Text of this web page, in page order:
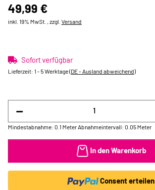
49,99 €
inkl. 19% MwSt. , zzgl. Versand
Sofort verfügbar
Lieferzeit: 1 - 5 Werktage(DE - Ausland abweichend)
Mindestabnahme: 0.1 Meter Abnahmeintervall: 0.05 Meter
In den Warenkorb
Consent erteilen